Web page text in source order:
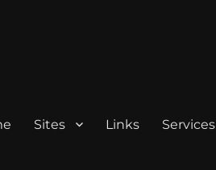
Sites Links Services